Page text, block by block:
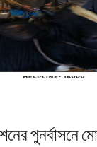
পুনর্বাসনে